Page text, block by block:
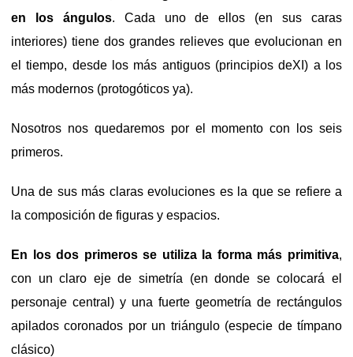
en los ángulos. Cada uno de ellos (en sus caras
interiores) tiene dos grandes relieves que evolucionan en
el tiempo, desde los más antiguos (principios deXI) a los
más modernos (protogóticos ya).
Nosotros nos quedaremos por el momento con los seis
primeros.
Una de sus más claras evoluciones es la que se refiere a
la composición de figuras y espacios.
En los dos primeros se utiliza la forma más primitiva,
con un claro eje de simetría (en donde se colocará el
personaje central) y una fuerte geometría de rectángulos
apilados coronados por un triángulo (especie de tímpano
clásico)